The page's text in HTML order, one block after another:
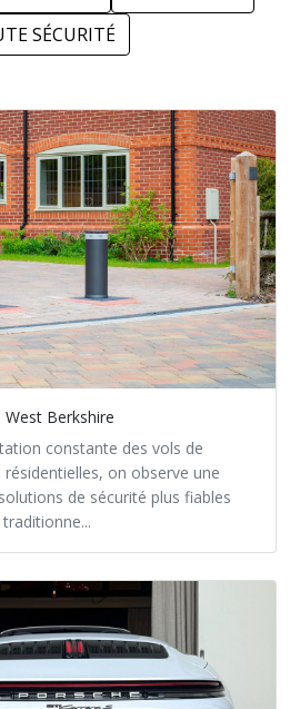
SÉCURITÉ
West Berkshire
constante des vols de
on observe une
de sécurité plus fiables